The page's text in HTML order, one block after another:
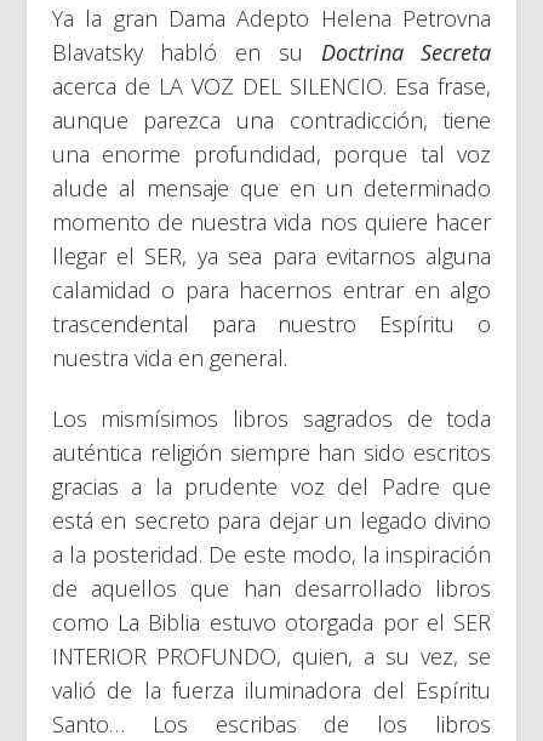
Ya la gran Dama Adepto Helena Petrovna
Blavatsky habló en su Doctrina Secreta
acerca de LA VOZ DEL SILENCIO. Esa frase,
aunque parezca una contradicción, tiene
una enorme profundidad, porque tal voz
alude al mensaje que en un determinado
momento de nuestra vida nos quiere hacer
llegar el SER, ya sea para evitarnos alguna
calamidad o para hacernos entrar en algo
trascendental para nuestro Espíritu o
nuestra vida en general.
Los mismísimos libros sagrados de toda
auténtica religión siempre han sido escritos
gracias a la prudente voz del Padre que
está en secreto para dejar un legado divino
a la posteridad. De este modo, la inspiración
de aquellos que han desarrollado libros
como La Biblia estuvo otorgada por el SER
INTERIOR PROFUNDO, quien, a su vez, se
valió de la fuerza iluminadora del Espíritu
Santo… Los escribas de los libros